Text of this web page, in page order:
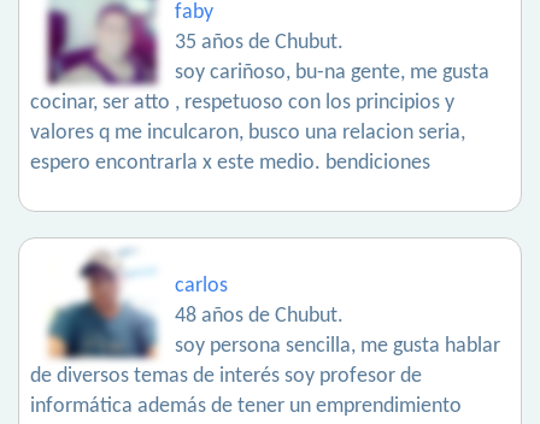
faby
35 años de Chubut.
soy cariñoso, bu-na gente, me gusta
cocinar, ser atto , respetuoso con los principios y
valores q me inculcaron, busco una relacion seria,
espero encontrarla x este medio. bendiciones
carlos
48 años de Chubut.
soy persona sencilla, me gusta hablar
de diversos temas de interés soy profesor de
informática además de tener un emprendimiento